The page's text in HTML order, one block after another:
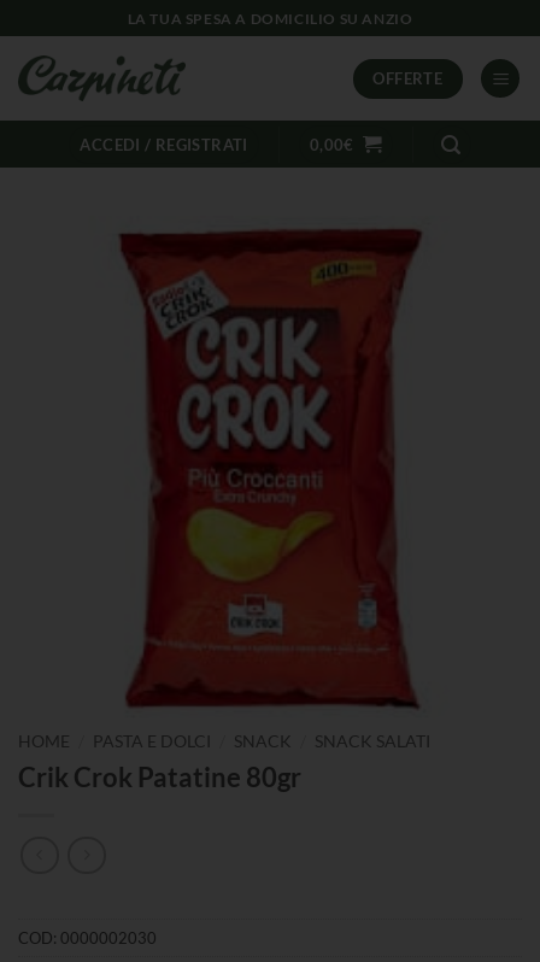
LA TUA SPESA A DOMICILIO SU ANZIO
OFFERTE
ACCEDI / REGISTRATI 0,00€
HOME PASTA E DOLCI SNACK SNACK SALATI
Crik Crok Patatine 80gr
COD: 0000002030